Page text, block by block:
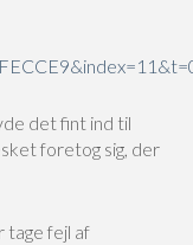
det fint ind til
foretog sig, der
tage fejl af